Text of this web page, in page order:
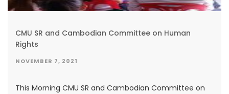
CMU SR and Cambodian Committee on Human
Rights
NOVEMBER 7, 2021
This Morning CMU SR and Cambodian Committee on